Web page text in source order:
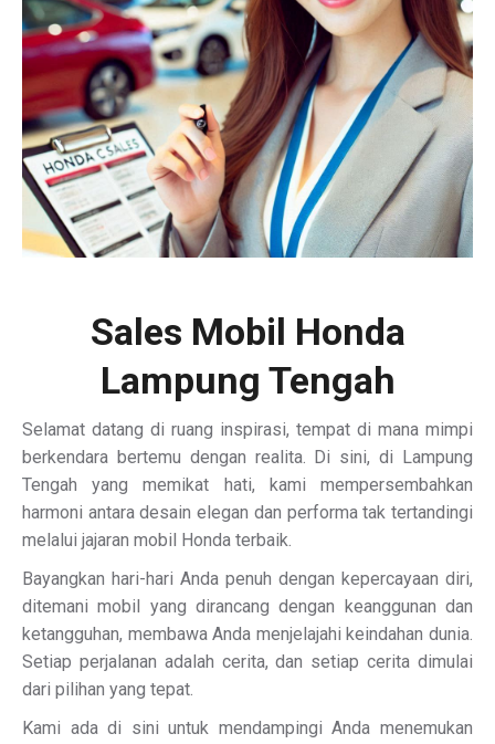
Sales Mobil Honda
Lampung Tengah
Selamat datang di ruang inspirasi, tempat di mana mimpi
berkendara bertemu dengan realita. Di sini, di Lampung
Tengah yang memikat hati, kami mempersembahkan
harmoni antara desain elegan dan performa tak tertandingi
melalui jajaran mobil Honda terbaik.
Bayangkan hari-hari Anda penuh dengan kepercayaan diri,
ditemani mobil yang dirancang dengan keanggunan dan
ketangguhan, membawa Anda menjelajahi keindahan dunia.
Setiap perjalanan adalah cerita, dan setiap cerita dimulai
dari pilihan yang tepat.
Kami ada di sini untuk mendampingi Anda menemukan